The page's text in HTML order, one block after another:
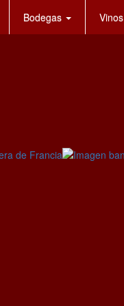
Bodegas Vinos